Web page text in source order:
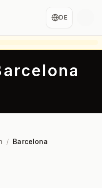
DE
/ Barcelona